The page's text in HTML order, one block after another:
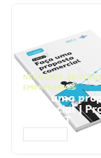
NEGÓCIOS,
EMPRESARIAIS
Faça uma
comercial |
ChatGPT